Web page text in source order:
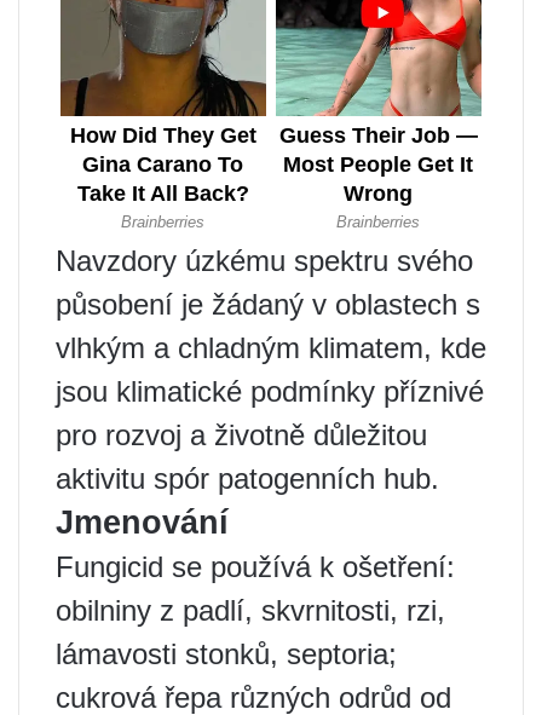
Navzdory úzkému spektru svého
působení je žádaný v oblastech s
vlhkým a chladným klimatem, kde
jsou klimatické podmínky příznivé
pro rozvoj a životně důležitou
aktivitu spór patogenních hub.
Jmenování
Fungicid se používá k ošetření:
obilniny z padlí, skvrnitosti, rzi,
lámavosti stonků, septoria;
cukrová řepa různých odrůd od